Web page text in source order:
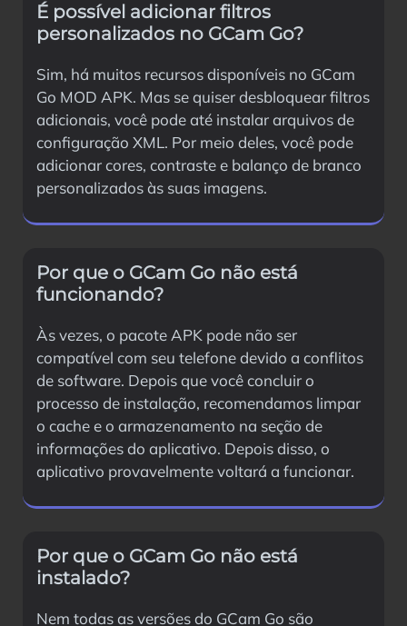
É possível adicionar filtros
personalizados no GCam Go?
Sim, há muitos recursos disponíveis no GCam
Go MOD APK. Mas se quiser desbloquear filtros
adicionais, você pode até instalar arquivos de
configuração XML. Por meio deles, você pode
adicionar cores, contraste e balanço de branco
personalizados às suas imagens.
Por que o GCam Go não está
funcionando?
Às vezes, o pacote APK pode não ser
compatível com seu telefone devido a conflitos
de software. Depois que você concluir o
processo de instalação, recomendamos limpar
o cache e o armazenamento na seção de
informações do aplicativo. Depois disso, o
aplicativo provavelmente voltará a funcionar.
Por que o GCam Go não está
instalado?
Nem todas as versões do GCam Go são